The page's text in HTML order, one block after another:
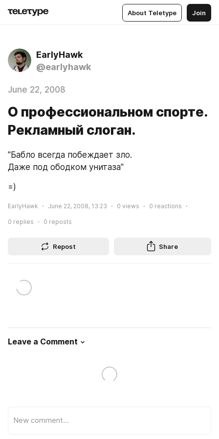
About Teletype Join
EarlyHawk
@earlyhawk
June 22, 2008
О профессиональном спорте.
Рекламный слоган.
"Бабло всегда побеждает зло.
Даже под ободком унитаза"
=)
EarlyHawk June 22, 2008, 13:23 0 views 0 reactions
0 replies 0 reposts
Repost Share
Leave a Comment